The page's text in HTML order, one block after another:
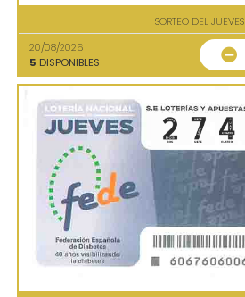
SORTEO DEL JUEVES
20/08/2026
5 DISPONIBLES